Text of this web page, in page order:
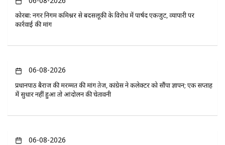
कोरबा: नगर निगम कमिश्नर से बदसलूकी के विरोध में पार्षद एकजुट, व्यापारी पर
कार्रवाई की मांग
06-08-2026
प्रधानपाठ बैराज की मरम्मत की मांग तेज, कांग्रेस ने कलेक्टर को सौंपा ज्ञापन; एक सप्ताह
में सुधार नहीं हुआ तो आंदोलन की चेतावनी
06-08-2026